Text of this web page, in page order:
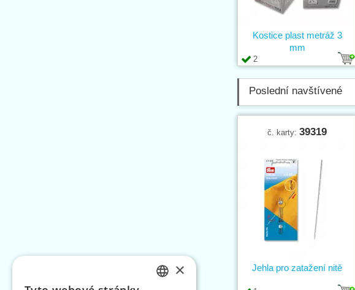
2
Kostice plast metráž 3
mm
Poslední navštívené
č. karty: 39319
Jehla pro zatažení nitě
×